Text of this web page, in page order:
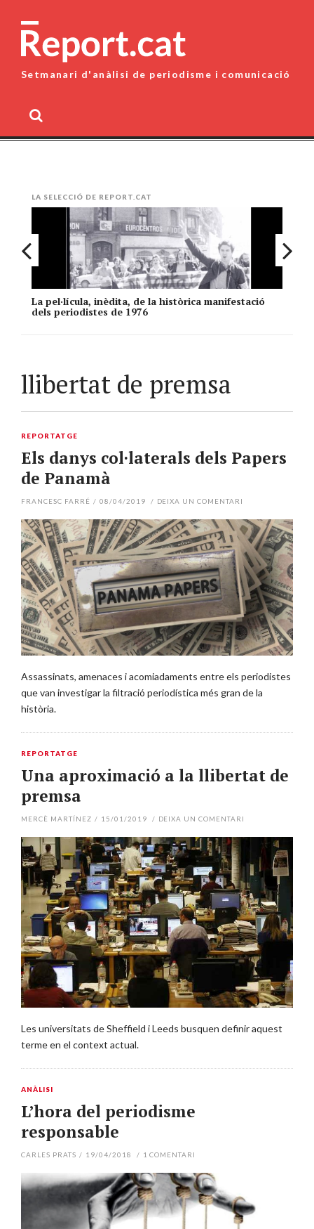
content
Setmanari d'anàlisi de periodisme i comunicació
LA SELECCIÓ DE REPORT.CAT
La pel·lícula, inèdita, de la històrica manifestació
dels periodistes de 1976
llibertat de premsa
REPORTATGE
Els danys col·laterals dels Papers
de Panamà
FRANCESC FARRÉ / 08/04/2019 / DEIXA UN COMENTARI
Assassinats, amenaces i acomiadaments entre els periodistes
que van investigar la filtració periodística més gran de la
història.
REPORTATGE
Una aproximació a la llibertat de
premsa
MERCÈ MARTÍNEZ / 15/01/2019 / DEIXA UN COMENTARI
Les universitats de Sheffield i Leeds busquen definir aquest
terme en el context actual.
ANÀLISI
L’hora del periodisme
responsable
CARLES PRATS / 19/04/2018 / 1 COMENTARI